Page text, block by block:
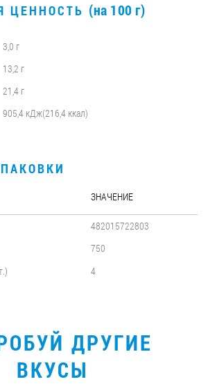
ЦЕННОСТЬ (на 100 г)
3,0 г
13,2 г
21,4 г
905,4 кДж(216,4 ккал)
ЗНАЧЕНИЕ
482015722803
750
4
ДРУГИЕ
ВКУСЫ